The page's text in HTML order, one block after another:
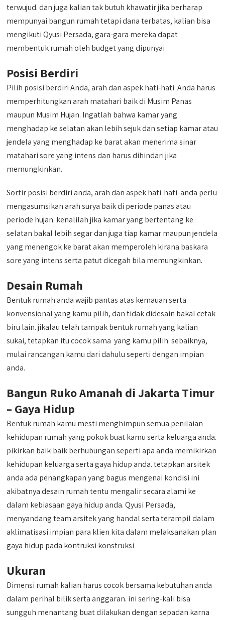
terwujud. dan juga kalian tak butuh khawatir jika berharap
mempunyai bangun rumah tetapi dana terbatas, kalian bisa
mengikuti Qyusi Persada, gara-gara mereka dapat
membentuk rumah oleh budget yang dipunyai
Posisi Berdiri
Pilih posisi berdiri Anda, arah dan aspek hati-hati. Anda harus
memperhitungkan arah matahari baik di Musim Panas
maupun Musim Hujan. Ingatlah bahwa kamar yang
menghadap ke selatan akan lebih sejuk dan setiap kamar atau
jendela yang menghadap ke barat akan menerima sinar
matahari sore yang intens dan harus dihindari jika
memungkinkan.
Sortir posisi berdiri anda, arah dan aspek hati-hati. anda perlu
mengasumsikan arah surya baik di periode panas atau
periode hujan. kenalilah jika kamar yang bertentang ke
selatan bakal lebih segar dan juga tiap kamar maupun jendela
yang menengok ke barat akan memperoleh kirana baskara
sore yang intens serta patut dicegah bila memungkinkan.
Desain Rumah
Bentuk rumah anda wajib pantas atas kemauan serta
konvensional yang kamu pilih, dan tidak didesain bakal cetak
biru lain. jikalau telah tampak bentuk rumah yang kalian
sukai, tetapkan itu cocok sama yang kamu pilih. sebaiknya,
mulai rancangan kamu dari dahulu seperti dengan impian
anda.
Bangun Ruko Amanah di Jakarta Timur
– Gaya Hidup
Bentuk rumah kamu mesti menghimpun semua penilaian
kehidupan rumah yang pokok buat kamu serta keluarga anda.
pikirkan baik-baik berhubungan seperti apa anda memikirkan
kehidupan keluarga serta gaya hidup anda. tetapkan arsitek
anda ada penangkapan yang bagus mengenai kondisi ini
akibatnya desain rumah tentu mengalir secara alami ke
dalam kebiasaan gaya hidup anda. Qyusi Persada,
menyandang team arsitek yang handal serta terampil dalam
aklimatisasi impian para klien kita dalam melaksanakan plan
gaya hidup pada kontruksi konstruksi
Ukuran
Dimensi rumah kalian harus cocok bersama kebutuhan anda
dalam perihal bilik serta anggaran. ini sering-kali bisa
sungguh menantang buat dilakukan dengan sepadan karna